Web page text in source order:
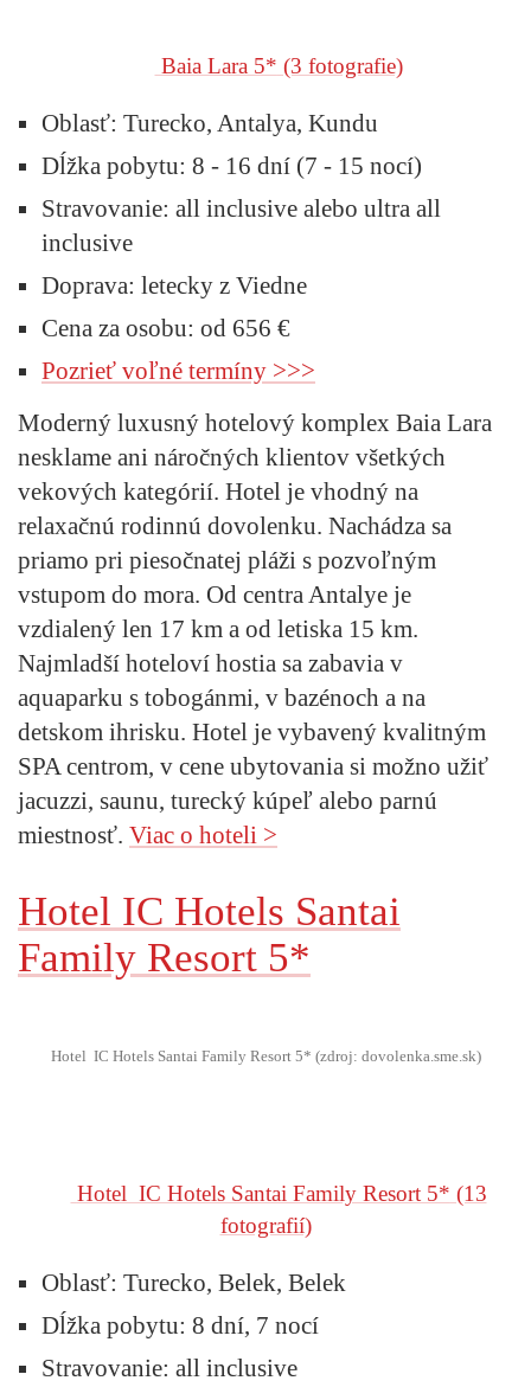
Baia Lara 5* (3 fotografie)
Oblasť: Turecko, Antalya, Kundu
Dĺžka pobytu: 8 - 16 dní (7 - 15 nocí)
Stravovanie: all inclusive alebo ultra all
inclusive
Doprava: letecky z Viedne
Cena za osobu: od 656 €
Pozrieť voľné termíny >>>
Moderný luxusný hotelový komplex Baia Lara
nesklame ani náročných klientov všetkých
vekových kategórií. Hotel je vhodný na
relaxačnú rodinnú dovolenku. Nachádza sa
priamo pri piesočnatej pláži s pozvoľným
vstupom do mora. Od centra Antalye je
vzdialený len 17 km a od letiska 15 km.
Najmladší hoteloví hostia sa zabavia v
aquaparku s tobogánmi, v bazénoch a na
detskom ihrisku. Hotel je vybavený kvalitným
SPA centrom, v cene ubytovania si možno užiť
jacuzzi, saunu, turecký kúpeľ alebo parnú
miestnosť. Viac o hoteli >
Hotel IC Hotels Santai
Family Resort 5*
Hotel IC Hotels Santai Family Resort 5* (zdroj: dovolenka.sme.sk)
Hotel IC Hotels Santai Family Resort 5* (13
fotografií)
Oblasť: Turecko, Belek, Belek
Dĺžka pobytu: 8 dní, 7 nocí
Stravovanie: all inclusive